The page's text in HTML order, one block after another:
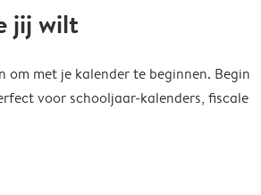
jij wilt
met je kalender te beginnen. Begin
voor schooljaar-kalenders, fiscale